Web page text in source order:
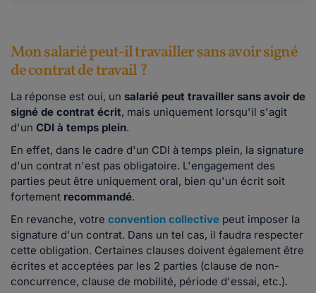
Mon salarié peut-il travailler sans avoir signé
de contrat de travail ?
La réponse est oui, un salarié peut travailler sans avoir de
signé de contrat écrit, mais uniquement lorsqu'il s'agit
d'un CDI à temps plein.
En effet, dans le cadre d'un CDI à temps plein, la signature
d'un contrat n'est pas obligatoire. L'engagement des
parties peut être uniquement oral, bien qu'un écrit soit
fortement recommandé.
En revanche, votre convention collective peut imposer la
signature d'un contrat. Dans un tel cas, il faudra respecter
cette obligation. Certaines clauses doivent également être
écrites et acceptées par les 2 parties (clause de non-
concurrence, clause de mobilité, période d'essai, etc.).